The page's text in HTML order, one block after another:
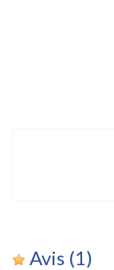
Avis (1)